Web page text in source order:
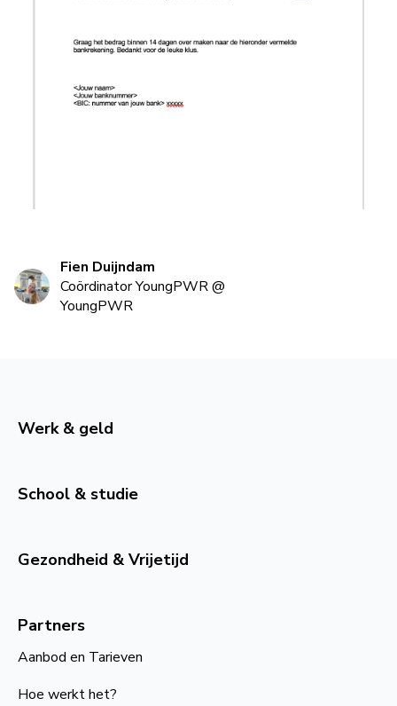
Fien Duijndam
Coördinator YoungPWR@
YoungPWR
Werk & geld
School & studie
Gezondheid & Vrijetijd
Partners
Aanbod en Tarieven
Hoe werkt het?